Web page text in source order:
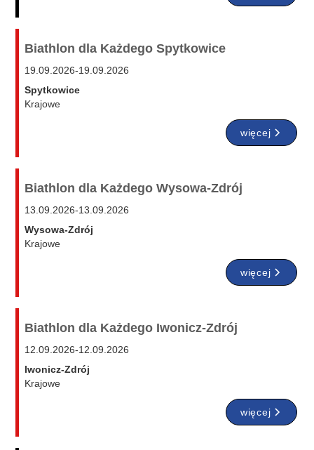
Biathlon dla Każdego Spytkowice
19.09.2026-19.09.2026
Spytkowice
Krajowe
więcej
Biathlon dla Każdego Wysowa-Zdrój
13.09.2026-13.09.2026
Wysowa-Zdrój
Krajowe
więcej
Biathlon dla Każdego Iwonicz-Zdrój
12.09.2026-12.09.2026
Iwonicz-Zdrój
Krajowe
więcej